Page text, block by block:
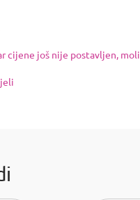
cijene još nije postavljen,